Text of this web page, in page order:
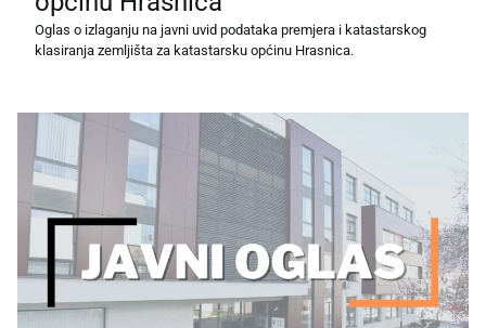
Oglas o izlaganju na javni uvid podataka premjera i katastarskog
klasiranja zemljišta za katastarsku općinu Hrasnica.